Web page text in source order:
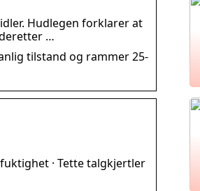
Hudlegen forklarer at
…
tilstand og rammer 25-
· Tette talgkjertler